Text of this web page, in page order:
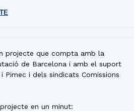
projecte que compta amb la
de Barcelona i amb el suport
Pimec i dels sindicats Comissions
en un minut: